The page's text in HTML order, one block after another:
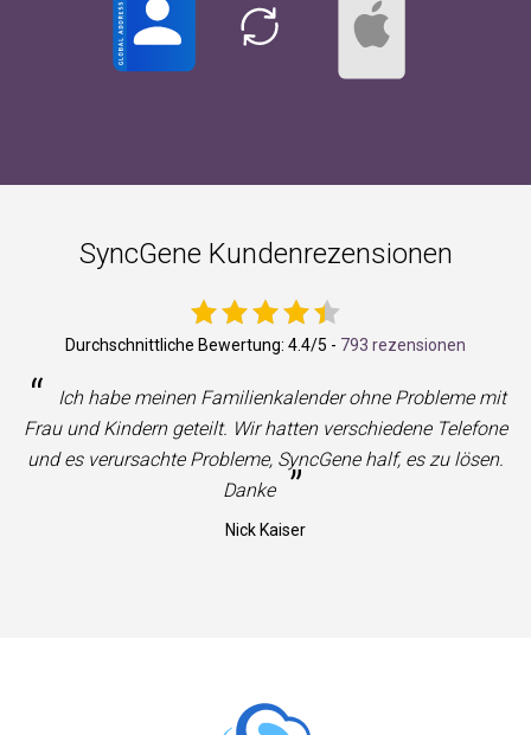
SyncGene Kundenrezensionen
Durchschnittliche Bewertung: 4.4/5 - 793 rezensionen
“
Ich habe meinen Familienkalender ohne Probleme mit
Frau und Kindern geteilt. Wir hatten verschiedene Telefone
und es verursachte Probleme, SyncGene half, es zu lösen.
Danke
”
Nick Kaiser